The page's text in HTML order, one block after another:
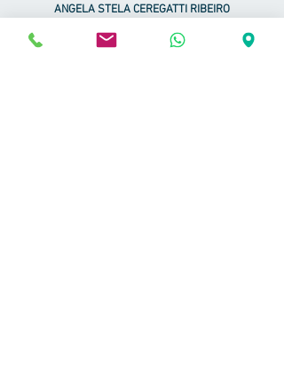
ANGELA STELA CEREGATTI RIBEIRO
ÉLCIO TAVARES ZANINELI